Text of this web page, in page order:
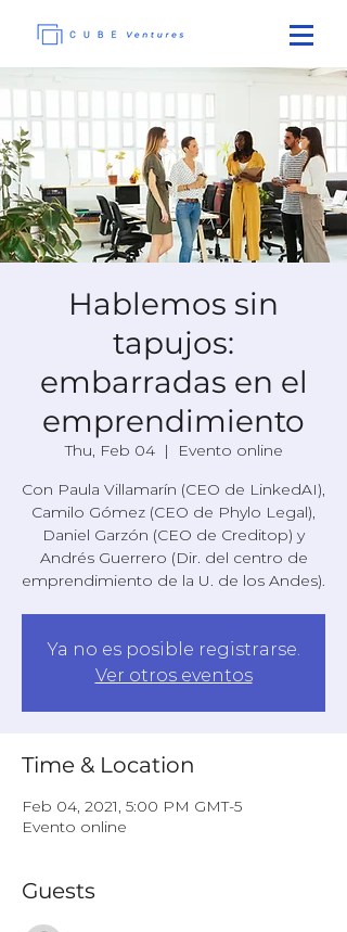
Hablemos sin
tapujos:
embarradas en el
emprendimiento
Thu, Feb 04
  |
Evento online
Con Paula Villamarín (CEO de LinkedAI),
Camilo Gómez (CEO de Phylo Legal),
Daniel Garzón (CEO de Creditop) y
Andrés Guerrero (Dir. del centro de
emprendimiento de la U. de los Andes).
Ya no es posible registrarse.
Ver otros eventos
Time & Location
Feb 04, 2021, 5:00 PM GMT-5
Evento online
Guests